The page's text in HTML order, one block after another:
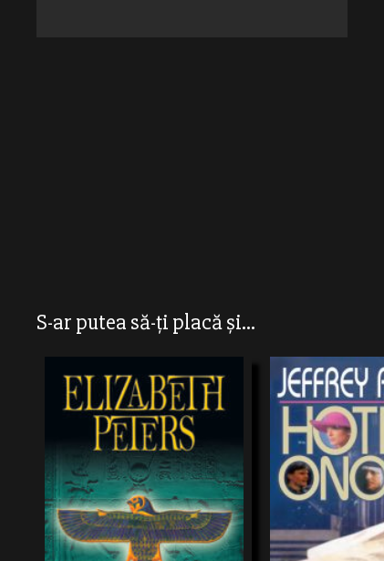
S-ar putea să-ți placă și...
Soţul Ameliei Peabody – eroina unei serii de